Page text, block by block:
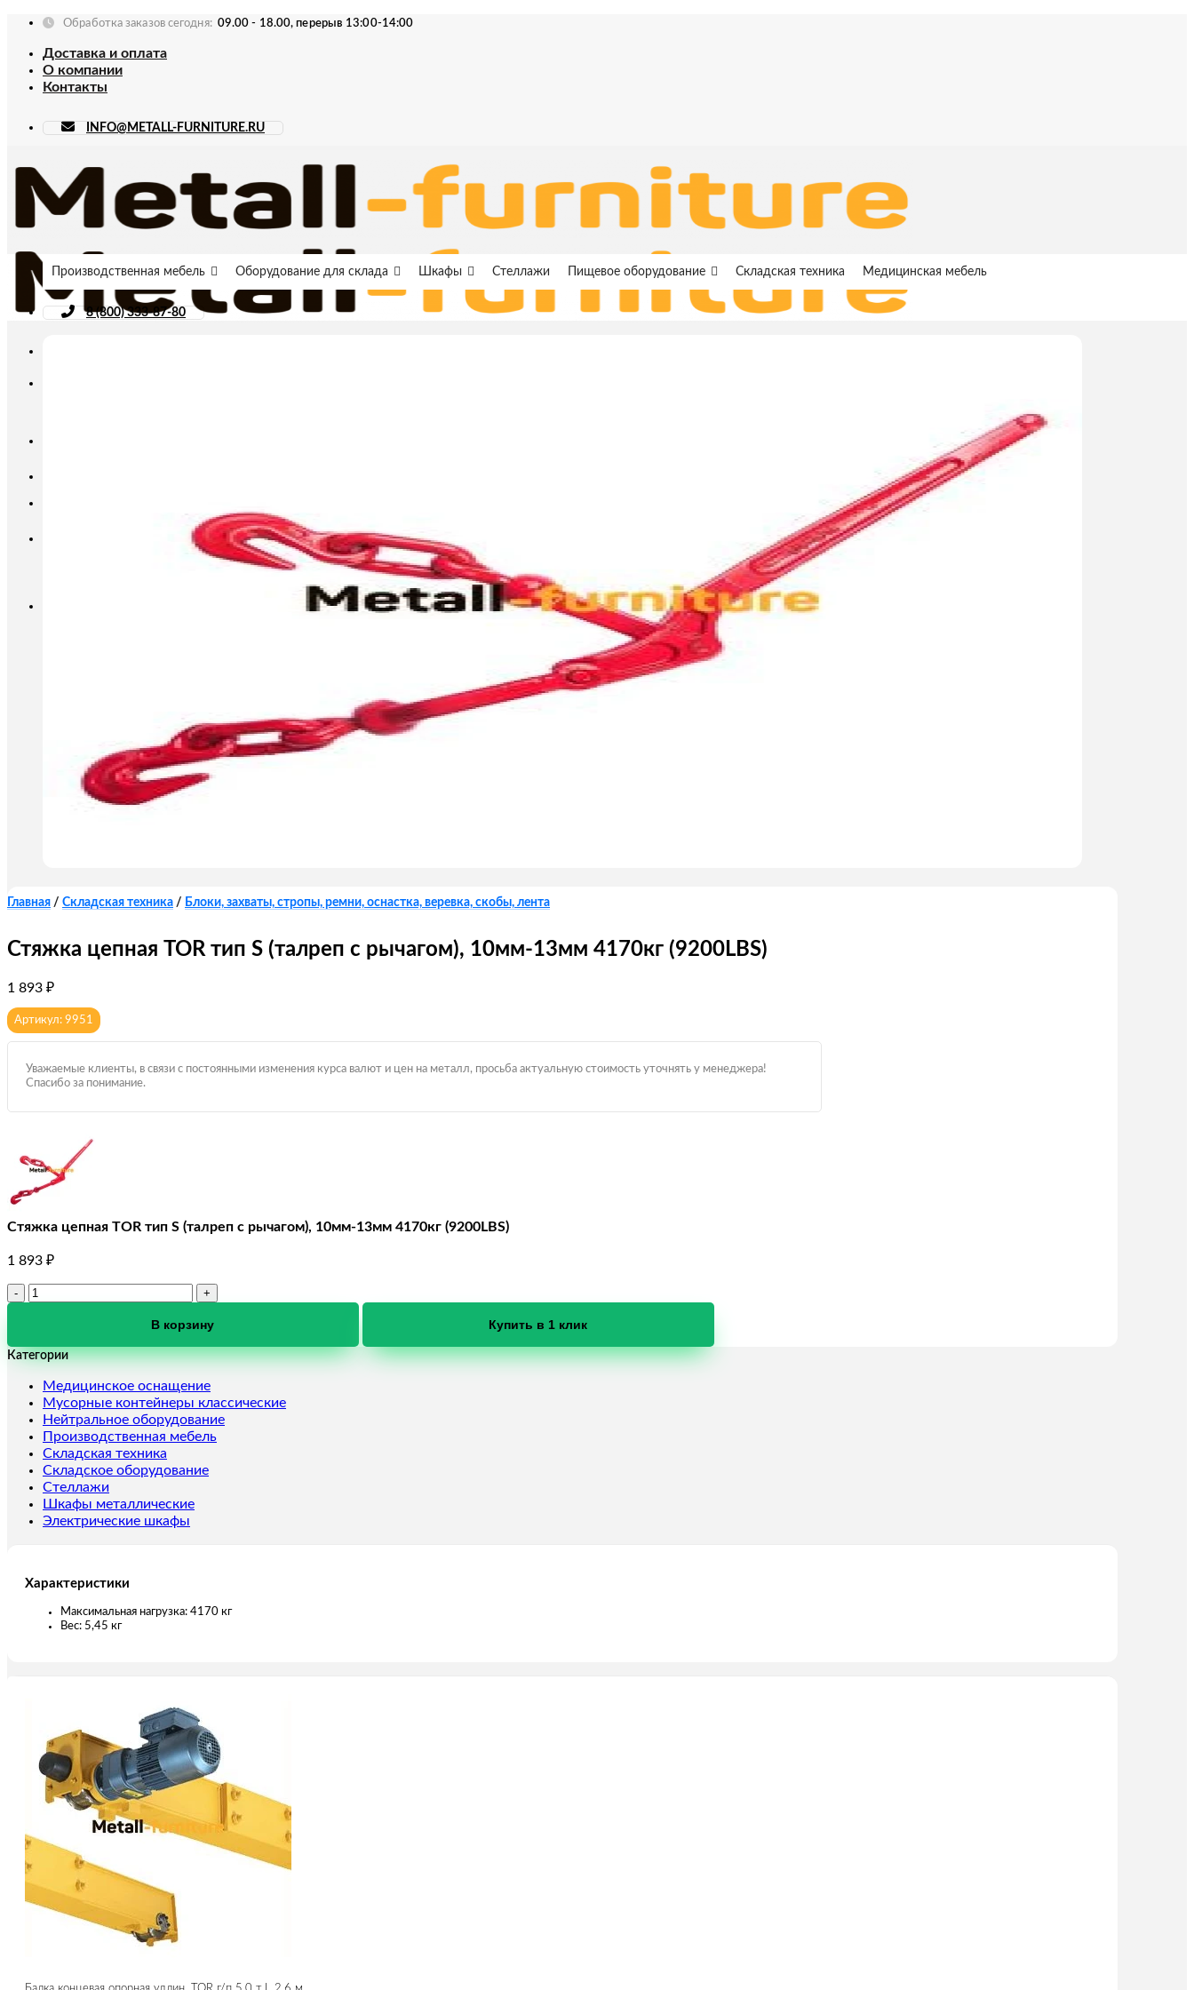
Skip
content
Обработка заказов сегодня: 09.00 - 18.00, перерыв 13:00-14:00
Доставка и оплата
О компании
Контакты
INFO@METALL-FURNITURE.RU
Производственная мебель Оборудование для склада Шкафы Стеллажи Пищевое оборудование Складская техника Медицинская мебель
8 (800) 333-87-80
Главная / Складская техника / Блоки, захваты, стропы, ремни, оснастка, веревка, скобы, лента
Стяжка цепная TOR тип S (талреп с рычагом), 10мм-13мм 4170кг (9200LBS)
1 893 ₽
Артикул: 9951
Уважаемые клиенты, в связи с постоянными изменения курса валют и цен на металл, просьба актуальную стоимость уточнять у менеджера!
Спасибо за понимание.
Стяжка цепная TOR тип S (талреп с рычагом), 10мм-13мм 4170кг (9200LBS)
1 893 ₽
Количество
TOR
S
(талреп
с
рычагом),
10мм-13мм
4170кг
(9200LBS)
В корзину Купить в 1 клик
Категории
Медицинское оснащение
Мусорные контейнеры классические
Нейтральное оборудование
Производственная мебель
Складская техника
Складское оборудование
Стеллажи
Шкафы металлические
Электрические шкафы
Характеристики
Максимальная нагрузка: 4170 кг
Вес: 5,45 кг